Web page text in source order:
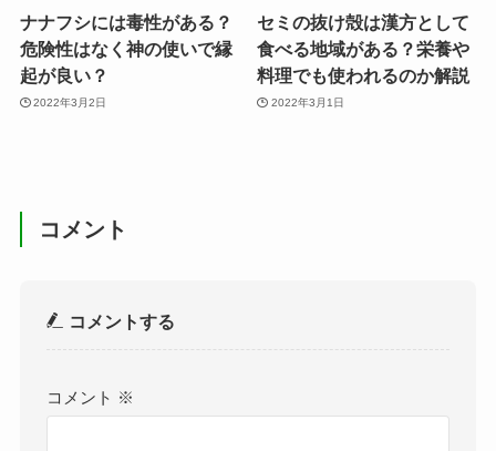
ナナフシには毒性がある？
危険性はなく神の使いで縁
起が良い？
2022年3月2日
セミの抜け殻は漢方として
食べる地域がある？栄養や
料理でも使われるのか解説
2022年3月1日
コメント
コメントする
コメント ※